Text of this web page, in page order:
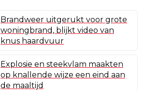
Brandweer uitgerukt voor grote
woningbrand, blijkt video van
knus haardvuur
Explosie en steekvlam maakten
op knallende wijze een eind aan
de maaltijd